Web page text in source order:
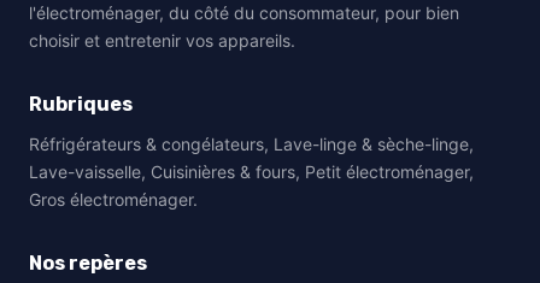
l'électroménager, du côté du consommateur, pour bien
choisir et entretenir vos appareils.
Rubriques
Réfrigérateurs & congélateurs, Lave-linge & sèche-linge,
Lave-vaisselle, Cuisinières & fours, Petit électroménager,
Gros électroménager.
Nos repères